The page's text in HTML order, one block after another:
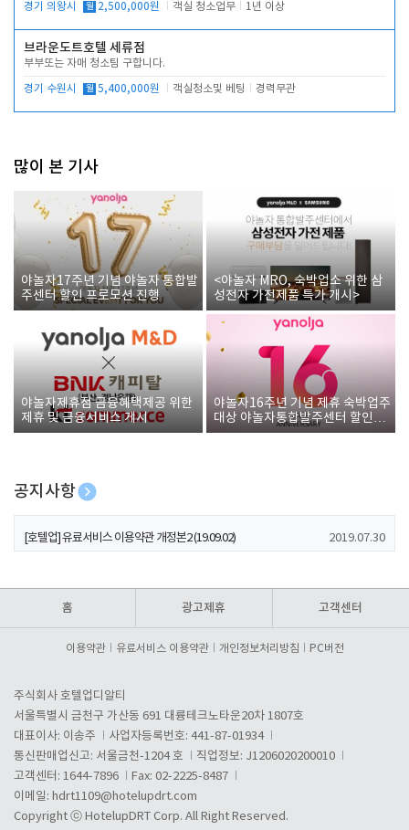
경기 의왕시 월 2,500,000원 객실 청소업무 1년 이상
브라운도트호텔 세류점
부부또는 자매 청소팀 구합니다.
경기 수원시 월 5,400,000원 객실청소및 베팅 경력무관
많이 본 기사
야놀자17주년 기념 야놀자 통합발
주센터 할인 프로모션 진행
<야놀자 MRO, 숙박업소 위한 삼
성전자 가전제품 특가 개시>
야놀자제휴점 금융혜택제공 위한
제휴 및 금융서비스 게시
야놀자16주년 기념 제휴 숙박업주
대상 야놀자통합발주센터 할인쿠
폰 증정
공지사항
[호텔업] 개인정보 처리방침 개정본1 (19.09.02)
[호텔업] 유료서비스 이용약관 개정본2 (19.09.02) 2019.07.30
홈 광고제휴 고객센터
이용약관 유료서비스 이용약관 개인정보처리방침 PC버전
주식회사 호텔업디알티
서울특별시 금천구 가산동 691 대륭테크노타운20차 1807호
대표이사: 이송주
사업자등록번호: 441-87-01934
통신판매업신고: 서울금천-1204 호
직업정보: J1206020200010
고객센터: 1644-7896
Fax: 02-2225-8487
이메일: hdrt1109@hotelupdrt.com
Copyright ⓒ HotelupDRT Corp. All Right Reserved.